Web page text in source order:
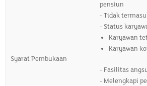
Syarat Pembukaan
pensiun
- Tidak
- Status
Karyawan
Karyawan
- Fasilitas
- Melengkapi